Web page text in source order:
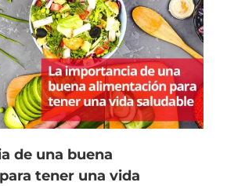
de una buena
tener una vida